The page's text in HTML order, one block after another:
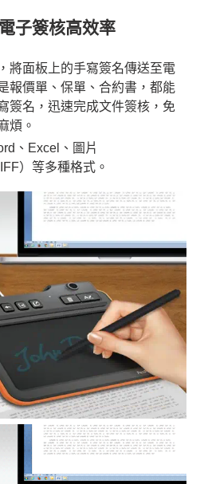
子簽核高效率
將面板上的手寫簽名傳送至電
報價單、保單、合約書，都能
簽名，迅速完成文件簽核，免
煩。
、Excel、圖片
）等多種格式。